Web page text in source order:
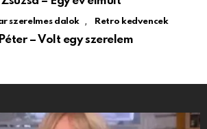
szerelmes dalok , Retro kedvencek
– Volt egy szerelem